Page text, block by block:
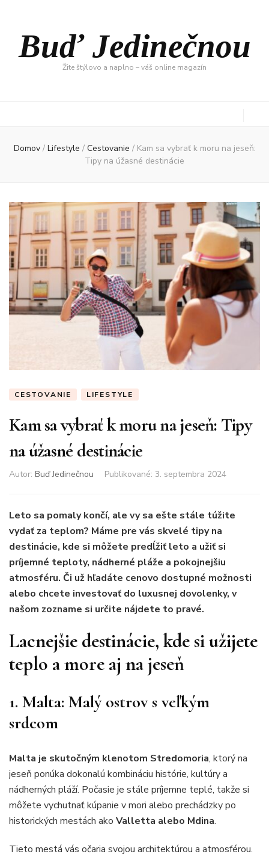
Buď Jedinečnou
Žite štýlovo a naplno – váš online magazín
Domov / Lifestyle / Cestovanie / Kam sa vybrať k moru na jeseň:
Tipy na úžasné destinácie
CESTOVANIE LIFESTYLE
Kam sa vybrať k moru na jeseň: Tipy
na úžasné destinácie
Autor: Buď Jedinečnou Publikované: 3. septembra 2024
Leto sa pomaly končí, ale vy sa ešte stále túžite
vydať za teplom? Máme pre vás skvelé tipy na
destinácie, kde si môžete predĺžiť leto a užiť si
príjemné teploty, nádherné pláže a pokojnejšiu
atmosféru. Či už hľadáte cenovo dostupné možnosti
alebo chcete investovať do luxusnej dovolenky, v
našom zozname si určite nájdete to pravé.
Lacnejšie destinácie, kde si užijete
teplo a more aj na jeseň
1. Malta: Malý ostrov s veľkým
srdcom
Malta je skutočným klenotom Stredomoria, ktorý na
jeseň ponúka dokonalú kombináciu histórie, kultúry a
nádherných pláží. Počasie je stále príjemne teplé, takže si
môžete vychutnať kúpanie v mori alebo prechádzky po
historických mestách ako Valletta alebo Mdina.
Tieto mestá vás očaria svojou architektúrou a atmosférou.